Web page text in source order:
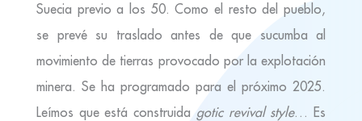
Suecia previo a los 50. Como el resto del pueblo,
se prevé su traslado antes de que sucumba al
movimiento de tierras provocado por la explotación
minera. Se ha programado para el próximo 2025.
Leímos que está construida gotic revival style… Es